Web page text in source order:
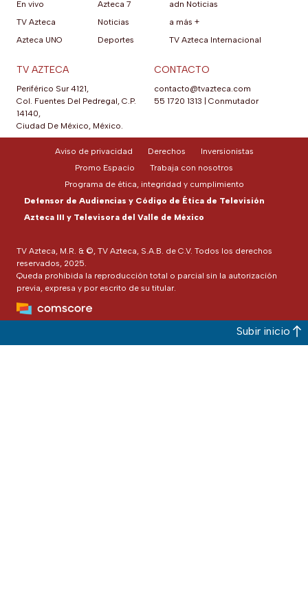
En vivo
TV Azteca
Azteca UNO
Azteca 7
Noticias
Deportes
adn Noticias
a más +
TV Azteca Internacional
TV AZTECA
Periférico Sur 4121,
Col. Fuentes Del Pedregal, C.P.
14140,
Ciudad De México, México.
CONTACTO
contacto@tvazteca.com
55 1720 1313 | Conmutador
TV Azteca, M.R. & ©, TV Azteca, S.A.B. de C.V. Todos los derechos
reservados, 2025.
Queda prohibida la reproducción total o parcial sin la autorización
previa, expresa y por escrito de su titular.
Aviso de privacidad Derechos
Inversionistas
Promo Espacio
Trabaja con nosotros
Programa de ética, integridad y cumplimiento
Defensor de Audiencias y Código de Ética de Televisión
Azteca III y Televisora del Valle de México
Subir inicio